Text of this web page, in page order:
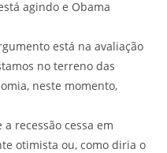
agindo e Obama
está na avaliação
no terreno das
neste momento,
recessão cessa em
otimista ou, como diria o